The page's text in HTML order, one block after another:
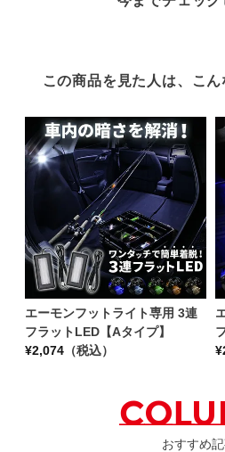
この商品を見た人は、こ
エーモンフットライト専用 3連
フラットLED【Aタイプ】
¥2,074 （税込）
¥
おすすめ